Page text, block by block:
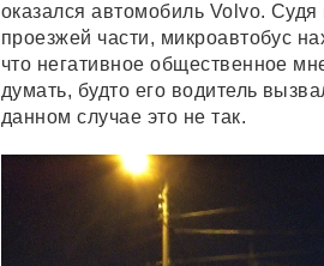
оказался автомобиль Volvo.
проезжей части, микроавтобус
что негативное общественное
думать, будто его водитель
данном случае это не так.